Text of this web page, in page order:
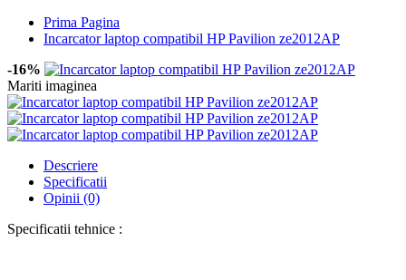
Prima Pagina
Incarcator laptop compatibil HP Pavilion ze2012AP
-16%
Mariti imaginea
Descriere
Specificatii
Opinii (0)
Specificatii tehnice :